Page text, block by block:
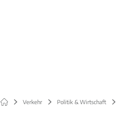
Verkehr Politik & Wirtschaft